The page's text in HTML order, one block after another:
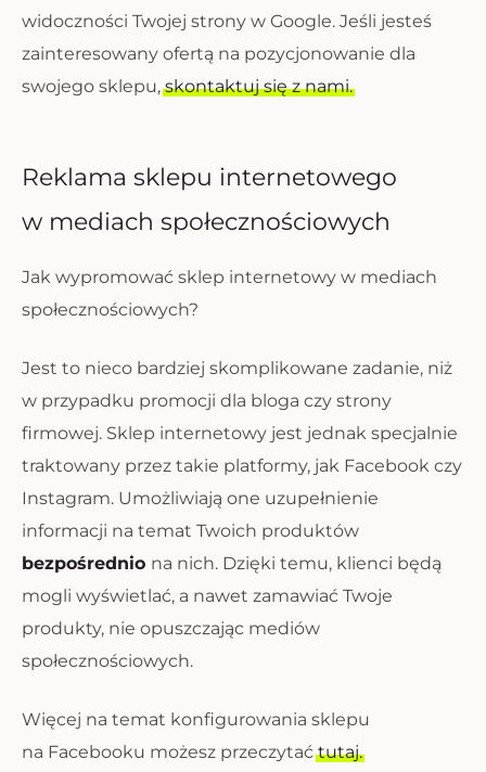
widoczności Twojej strony w Google. Jeśli jesteś
zainteresowany ofertą na pozycjonowanie dla
swojego sklepu,skontaktuj się z nami.
Reklama sklepu internetowego
w mediach społecznościowych
Jak wypromować sklep internetowy w mediach
społecznościowych?
Jest to nieco bardziej skomplikowane zadanie, niż
w przypadku promocji dla bloga czy strony
firmowej. Sklep internetowy jest jednak specjalnie
traktowany przez takie platformy, jak Facebook czy
Instagram. Umożliwiają one uzupełnienie
informacji na temat Twoich produktów
bezpośrednio na nich. Dzięki temu, klienci będą
mogli wyświetlać, a nawet zamawiać Twoje
produkty, nie opuszczając mediów
społecznościowych.
Więcej na temat konfigurowania sklepu
na Facebooku możesz przeczytaćtutaj.